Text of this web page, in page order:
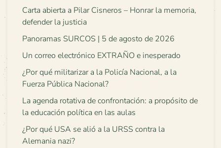
Carta abierta a Pilar Cisneros – Honrar la memoria,
defender la justicia
Panoramas SURCOS | 5 de agosto de 2026
Un correo electrónico EXTRAÑO e inesperado
¿Por qué militarizar a la Policía Nacional, a la
Fuerza Pública Nacional?
La agenda rotativa de confrontación: a propósito de
la educación política en las aulas
¿Por qué USA se alió a la URSS contra la
Alemania nazi?